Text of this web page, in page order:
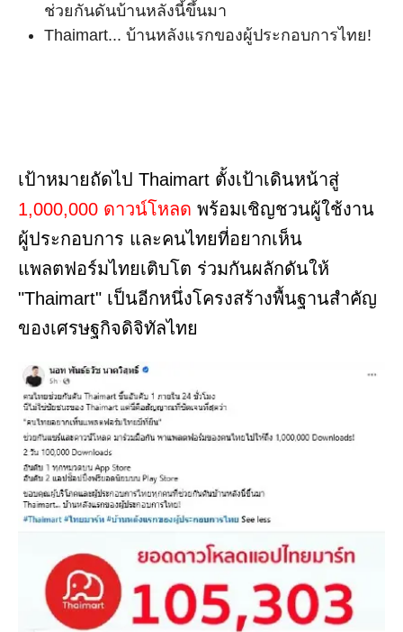
ช่วยกันดันบ้านหลังนี้ขึ้นมา
Thaimart... บ้านหลังแรกของผู้ประกอบการไทย!
เป้าหมายถัดไป Thaimart ตั้งเป้าเดินหน้าสู่
1,000,000 ดาวน์โหลด พร้อมเชิญชวนผู้ใช้งาน
ผู้ประกอบการ และคนไทยที่อยากเห็น
แพลตฟอร์มไทยเติบโต ร่วมกันผลักดันให้
"Thaimart" เป็นอีกหนึ่งโครงสร้างพื้นฐานสำคัญ
ของเศรษฐกิจดิจิทัลไทย